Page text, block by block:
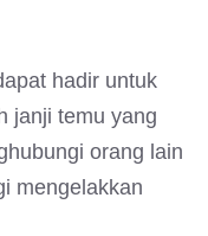
hadir untuk
janji temu yang
orang lain
mengelakkan